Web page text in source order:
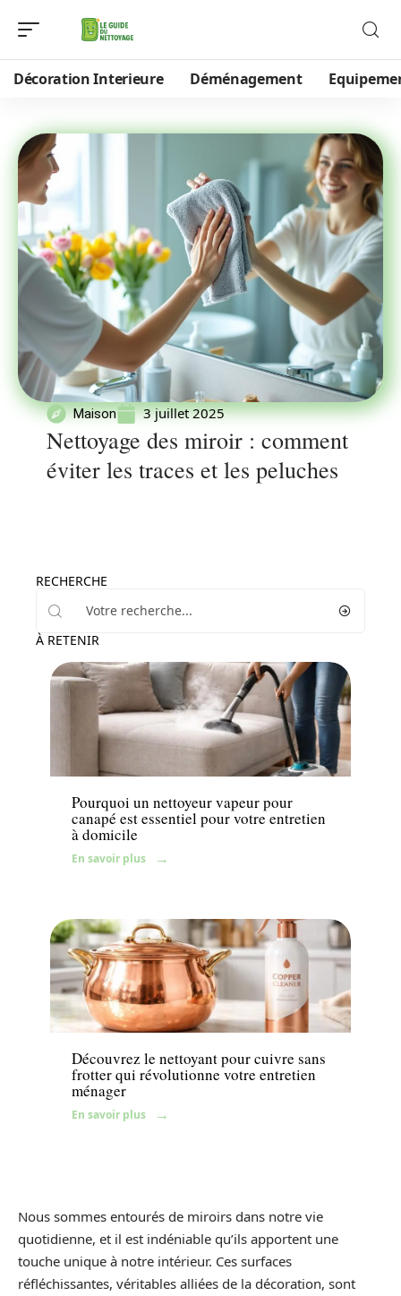
Décoration Interieure Déménagement
Maison 3 juillet 2025
Nettoyage des miroir : comment
éviter les traces et les peluches
RECHERCHE
À RETENIR
Pourquoi un nettoyeur vapeur pour
canapé est essentiel pour votre entretien
à domicile
En savoir plus
Maison
Découvrez le nettoyant pour cuivre sans
frotter qui révolutionne votre entretien
ménager
En savoir plus
Nous sommes entourés de miroirs dans notre vie
quotidienne, et il est indéniable qu’ils apportent une
touche unique à notre intérieur. Ces surfaces
réfléchissantes, véritables alliées de la décoration, sont